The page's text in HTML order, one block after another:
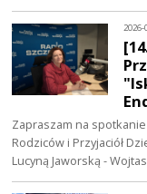
Zapraszam na
Rodziców i Przyjaciół
Lucyną Jaworską -